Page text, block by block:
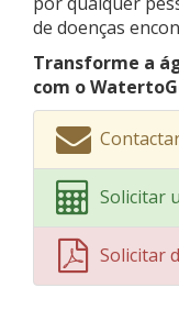
de doenças
Transforme a
com o
Solicitar
Solicitar